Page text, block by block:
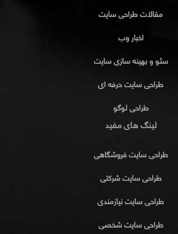
مقالات طراحی سایت
اخبار وب
سئو و بهینه سازی سایت
طراحی سایت حرفه ای
طراحی لوگو
لینگ های مفید
طراحی سایت فروشگاهی
طراحی سایت شرکتی
طراحی سایت نیازمندی
طراحی سایت شخصی